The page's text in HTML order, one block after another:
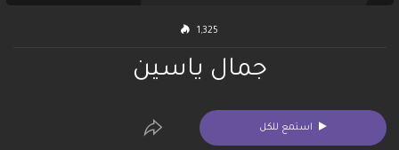
1,325
جمال ياسين
استمع للكل